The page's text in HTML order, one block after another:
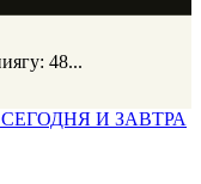
48...
И ЗАВТРА